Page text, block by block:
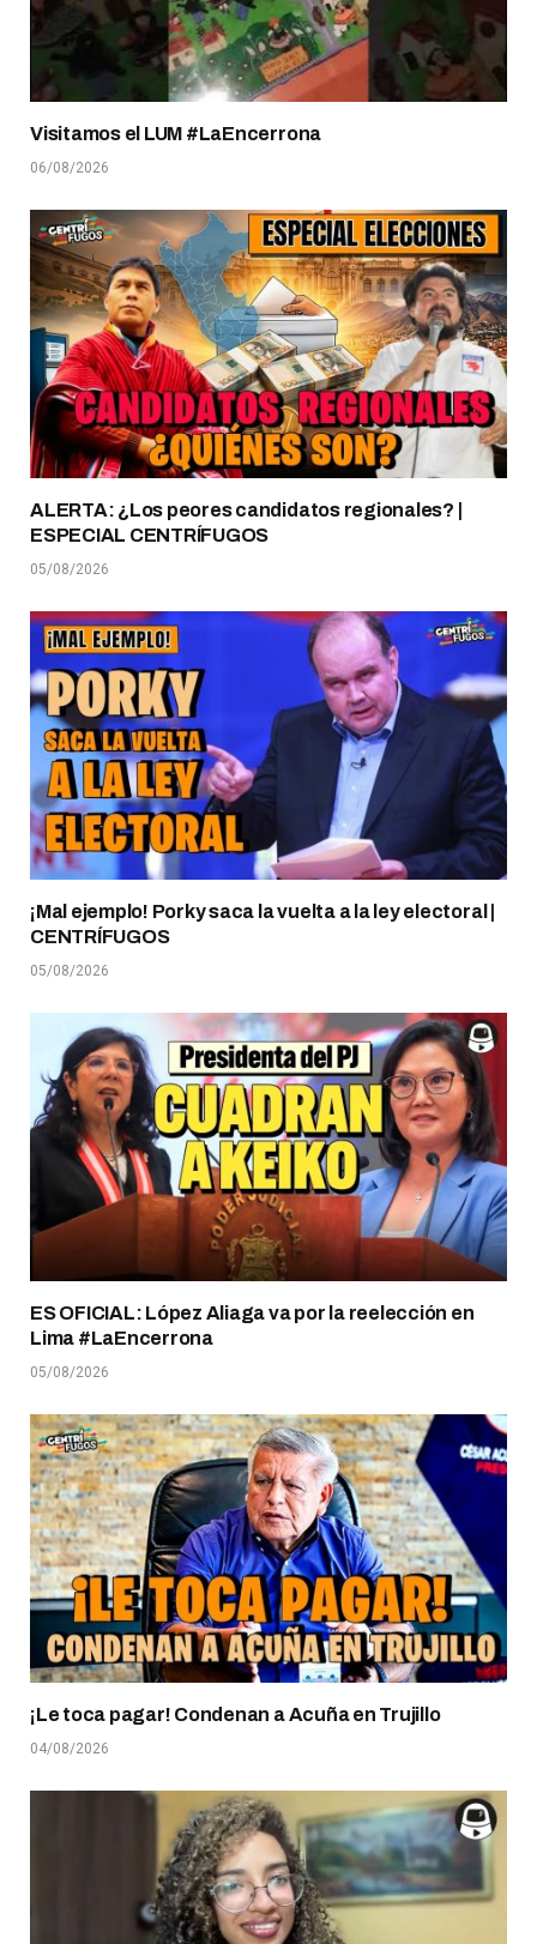
Visitamos el LUM #LaEncerrona
06/08/2026
ALERTA: ¿Los peores candidatos regionales? |
ESPECIAL CENTRÍFUGOS
05/08/2026
¡Mal ejemplo! Porky saca la vuelta a la ley electoral |
CENTRÍFUGOS
05/08/2026
ES OFICIAL: López Aliaga va por la reelección en
Lima #LaEncerrona
05/08/2026
¡Le toca pagar! Condenan a Acuña en Trujillo
04/08/2026